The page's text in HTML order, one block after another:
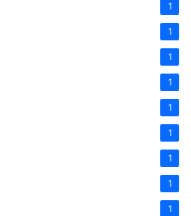
1
1
1
1
1
1
1
1
1